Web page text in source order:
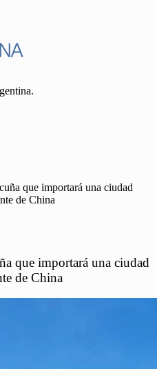
que importará una ciudad
de China
que importará una ciudad
de China